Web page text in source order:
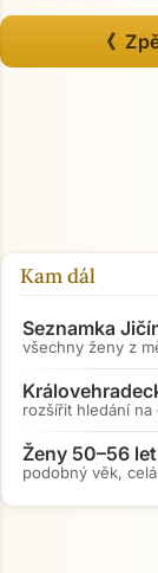
《
Kam dál
Seznamka
všechny ženy z
rozšířit hledání na
Ženy 50–56 let
podobný věk,